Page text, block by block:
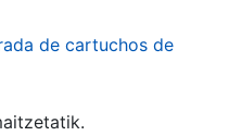
de cartuchos de